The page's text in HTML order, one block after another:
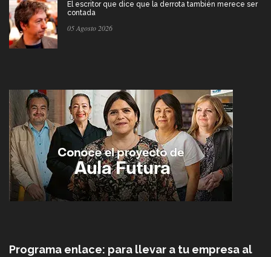
El escritor que dice que la derrota también merece ser
contada
05 Agosto 2026
Programa enlace: para llevar a tu empresa al